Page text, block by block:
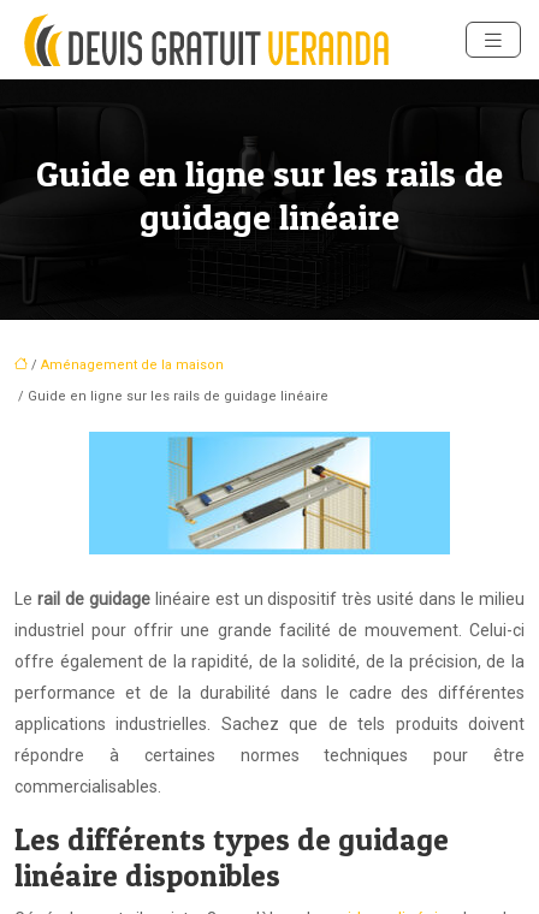
Guide en ligne sur les rails de
guidage linéaire
/ Aménagement de la maison
/ Guide en ligne sur les rails de guidage linéaire
Le rail de guidage linéaire est un dispositif très usité dans le milieu
industriel pour offrir une grande facilité de mouvement. Celui-ci
offre également de la rapidité, de la solidité, de la précision, de la
performance et de la durabilité dans le cadre des différentes
applications industrielles. Sachez que de tels produits doivent
répondre à certaines normes techniques pour être
commercialisables.
Les différents types de guidage
linéaire disponibles